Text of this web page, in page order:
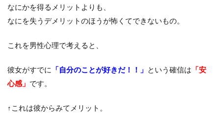
なにかを得るメリットよりも、
なにを失うデメリットのほうが怖くてできないもの。
これを男性心理で考えると、
彼女がすでに 「自分のことが好きだ！！」 という確信は 「安
心感」 です。
↑これは彼からみてメリット。